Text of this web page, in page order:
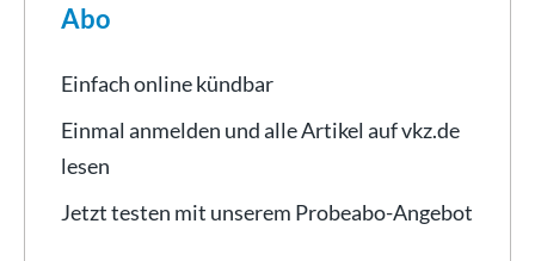
Abo
Einfach online kündbar
Einmal anmelden und alle Artikel auf vkz.de
lesen
Jetzt testen mit unserem Probeabo-Angebot